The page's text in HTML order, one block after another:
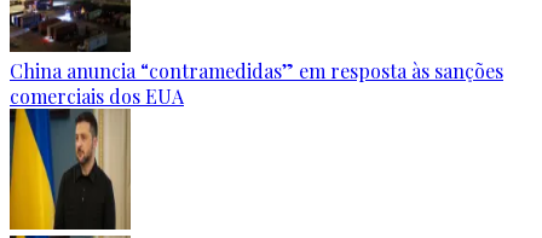
China anuncia “contramedidas” em resposta às sanções
comerciais dos EUA